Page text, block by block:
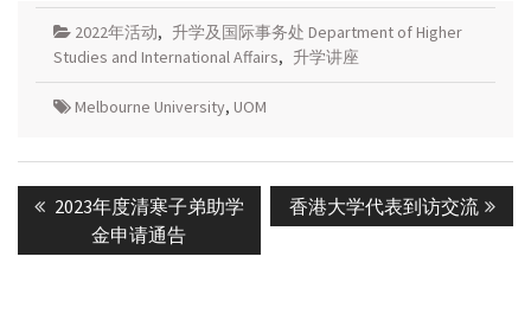
2022年活动, 升学及国际事务处 Department of Higher
Studies and International Affairs, 升学讲座
Melbourne University, UOM
navigation
Previous
post:
2023年度清寒子弟助学
金申请通告
Next
post:
香港大学代表到访交流